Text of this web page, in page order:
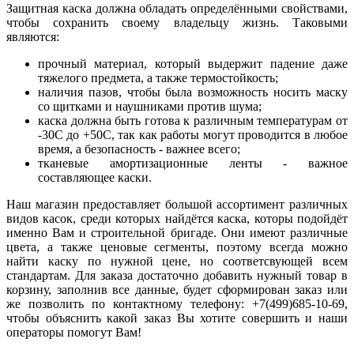
Защитная каска должна обладать определёнными свойствами,
чтобы сохранить своему владельцу жизнь. Таковыми
являются:
прочный материал, который выдержит падение даже
тяжелого предмета, а также термостойкость;
наличия пазов, чтобы была возможность носить маску
со щитками и наушниками против шума;
каска должна быть готова к различным температурам от
-30С до +50С, так как работы могут проводится в любое
время, а безопасность - важнее всего;
тканевые амортизационные ленты - важное
составляющее каски.
Наш магазин предоставляет большой ассортимент различных
видов касок, среди которых найдётся каска, которы подойдёт
именно Вам и строительной бригаде. Они имеют различные
цвета, а также ценовые сегменты, поэтому всегда можно
найти каску по нужной цене, но соответсвующей всем
стандартам. Для заказа достаточно добавить нужный товар в
корзину, заполнив все данные, будет сформирован заказ или
же позволить по контактному телефону: +7(499)685-10-69,
чтобы объяснить какой заказ Вы хотите совершить и наши
операторы помогут Вам!